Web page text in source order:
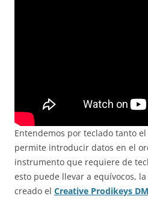
Entendemos por teclado tanto
permite introducir datos en el
instrumento que requiere de
esto puede llevar a equívocos,
creado el Creative Prodikeys DM